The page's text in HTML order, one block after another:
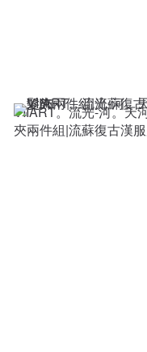
VIIART。流光-河。天
夾兩件組|流蘇復古漢